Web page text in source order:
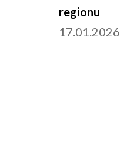
regionu
17.01.2026